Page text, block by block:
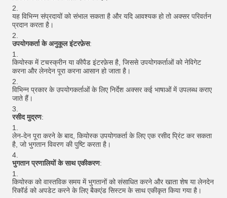
यह विभिन्न संप्रदायों को संभाल सकता है और यदि आवश्यक हो तो अक्सर परिवर्तन
प्रदान करता है।
उपयोगकर्ता के अनुकूल इंटरफ़ेस:
कियोस्क में टचस्क्रीन या कीपैड इंटरफ़ेस है, जिससे उपयोगकर्ताओं को नेविगेट
करना और लेनदेन पूरा करना आसान हो जाता है।
विभिन्न प्रकार के उपयोगकर्ताओं के लिए निर्देश अक्सर कई भाषाओं में उपलब्ध कराए
जाते हैं।
रसीद मुद्रण:
लेन-देन पूरा करने के बाद, कियोस्क उपयोगकर्ता के लिए एक रसीद प्रिंट कर सकता
है, जो भुगतान विवरण की पुष्टि करता है।
भुगतान प्रणालियों के साथ एकीकरण:
कियोस्क को वास्तविक समय में भुगतानों को संसाधित करने और खाता शेष या लेनदेन
रिकॉर्ड को अपडेट करने के लिए बैकएंड सिस्टम के साथ एकीकृत किया गया है।